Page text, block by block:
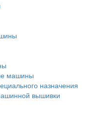
машины
назначения
вышивки